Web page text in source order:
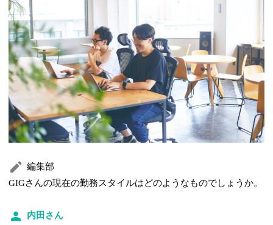
編集部
GIGさんの現在の勤務スタイルはどのようなものでしょうか。
内田さん